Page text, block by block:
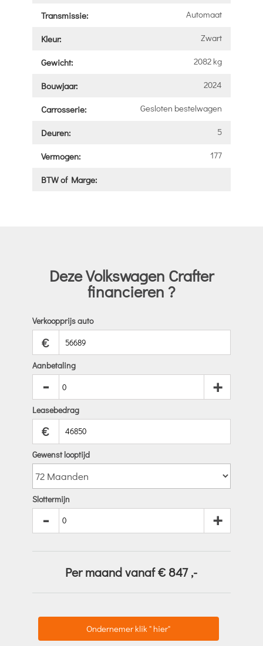
Transmissie: Automaat
Kleur: Zwart
Gewicht: 2082 kg
Bouwjaar: 2024
Carrosserie: Gesloten bestelwagen
Deuren: 5
Vermogen: 177
BTW of Marge:
Deze Volkswagen Crafter
financieren ?
Verkoopprijs auto
€
Aanbetaling
- +
Leasebedrag
€
Gewenst looptijd
Slottermijn
- +
Per maand vanaf €847,-
Ondernemer klik " hier"